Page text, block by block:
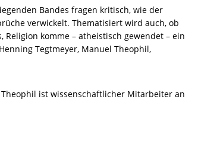
Ernst-
Bloch-
Gesellschaft
2020/21
(Hrsg.)
Bandes fragen kritisch, wie der
verwickelt. Thematisiert wird auch, ob
komme – atheistisch gewendet – ein
Tegtmeyer, Manuel Theophil,
ist wissenschaftlicher Mitarbeiter an